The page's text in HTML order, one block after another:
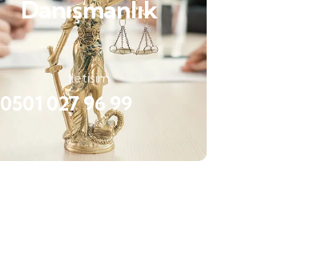
Danışmanlık
İletişim
0501 027 96 99